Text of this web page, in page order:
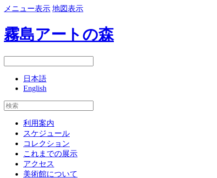
メニュー表示 地図表示
霧島アートの森
日本語
English
利用案内
スケジュール
コレクション
これまでの展示
アクセス
美術館について